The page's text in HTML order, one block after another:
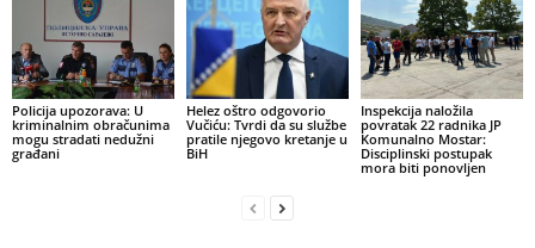
Policija upozorava: U
kriminalnim obračunima
mogu stradati nedužni
građani
Helez oštro odgovorio
Vučiću: Tvrdi da su službe
pratile njegovo kretanje u
BiH
Inspekcija naložila
povratak 22 radnika JP
Komunalno Mostar:
Disciplinski postupak
mora biti ponovljen